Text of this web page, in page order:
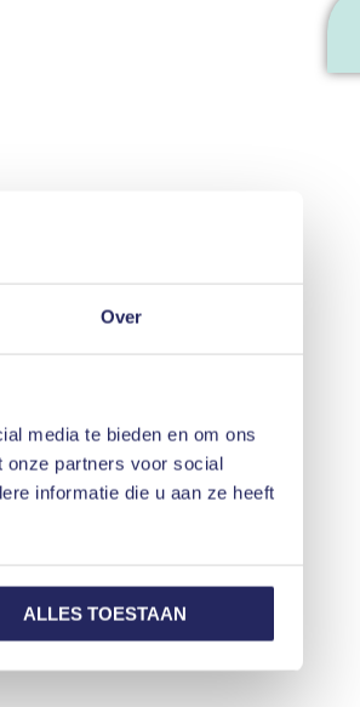
Over
media te bieden en om ons
onze partners voor social
informatie die u aan ze heeft
ALLES TOESTAAN